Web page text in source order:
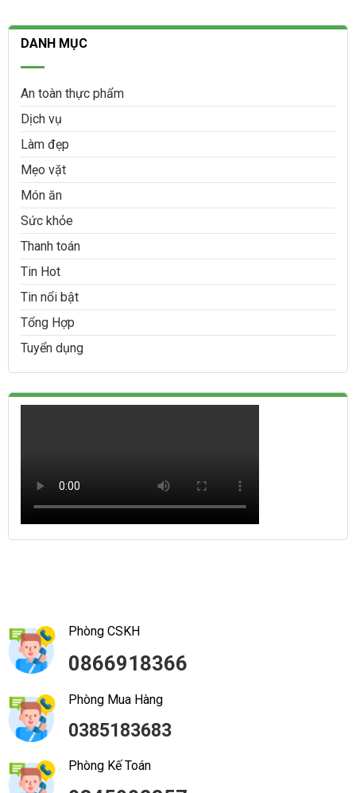
DANH MỤC
An toàn thực phẩm
Dịch vụ
Làm đẹp
Mẹo vặt
Món ăn
Sức khỏe
Thanh toán
Tin Hot
Tin nổi bật
Tổng Hợp
Tuyển dụng
Phòng CSKH
0866918366
Phòng Mua Hàng
0385183683
Phòng Kế Toán